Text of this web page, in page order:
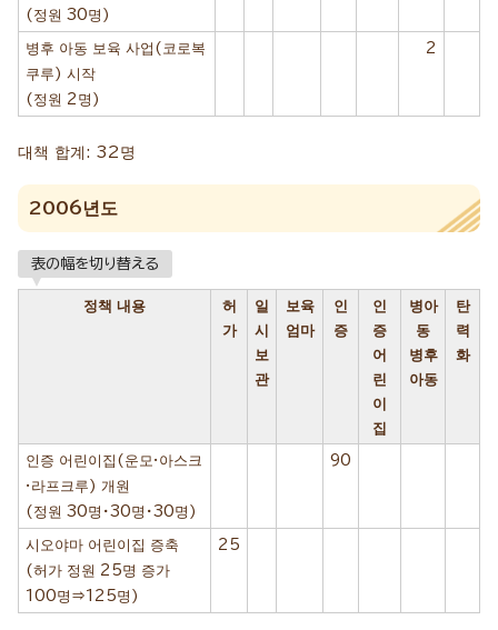
(정원 30명)
병후 아동 보육 사업(코로복
쿠루) 시작
(정원 2명)
2
대책 합계: 32명
2006년도
表の幅を切り替える
정책 내용
허
가
일
시
보
관
보육
엄마
인
증
인
증
어
린
이
집
병아
동
병후
아동
탄
력
화
인증 어린이집(운모·아스크
·라프크루) 개원
(정원 30명・30명・30명)
90
시오야마 어린이집 증축
(허가 정원 25명 증가
100명⇒125명)
25